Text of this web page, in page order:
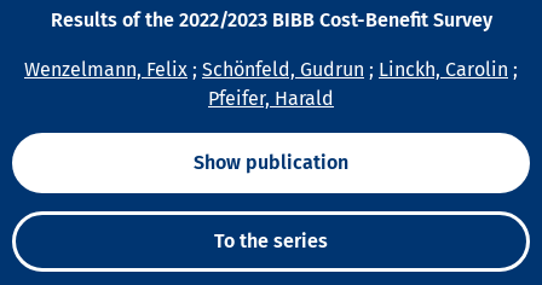
Results of the 2022/2023 BIBB Cost-Benefit Survey
Wenzelmann, Felix ; Schönfeld, Gudrun ; Linckh, Carolin ;
Pfeifer, Harald
Show publication
To the series